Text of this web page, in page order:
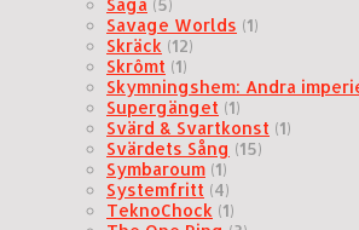
Saga (5)
Savage Worlds (1)
Skräck (12)
Skrômt (1)
Skymningshem: Andra
Supergänget (1)
Svärd & Svartkonst (1)
Svärdets Sång (15)
Symbaroum (1)
Systemfritt (4)
TeknoChock (1)